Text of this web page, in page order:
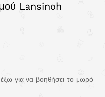
Lansinoh
για να βοηθήσει το μωρό